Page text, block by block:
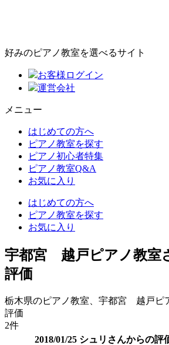
好みのピアノ教室を選べるサイト
お客様ログイン
運営会社
メニュー
はじめての方へ
ピアノ教室を探す
ピアノ初心者特集
ピアノ教室Q&A
お気に入り
はじめての方へ
ピアノ教室を探す
お気に入り
宇都宮 越戸ピアノ教室
評価
栃木県のピアノ教室、宇都宮 越戸ピ
評価
2件
2018/01/25 シュリさんからの評